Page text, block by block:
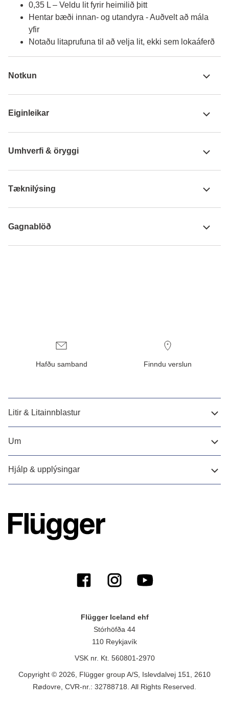
0,35 L – Veldu lit fyrir heimilið þitt
Hentar bæði innan- og utandyra - Auðvelt að mála
yfir
Notaðu litaprufuna til að velja lit, ekki sem lokaáferð
Notkun
Eiginleikar
Umhverfi & öryggi
Tæknilýsing
Gagnablöð
Hafðu samband Finndu verslun
Litir & Litainnblastur
Um
Hjálp & upplýsingar
Flügger Iceland ehf
Stórhöfða 44
110 Reykjavík
VSK nr. Kt. 560801-2970
Copyright © 2026, Flügger group A/S, Islevdalvej 151, 2610
Rødovre, CVR-nr.: 32788718. All Rights Reserved.